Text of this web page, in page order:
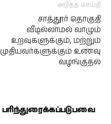
அடுத்த செய்தி
சாத்தூர் தொகுதி
வீடில்லாமல் வாழும்
உறவுகளுக்கும், மற்றும்
முதியவர்களுக்கும் உணவு
வழங்குதல்
பரிந்துரைக்கப்படுபவை